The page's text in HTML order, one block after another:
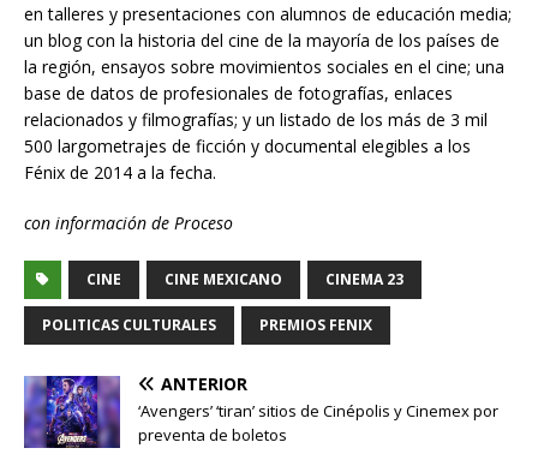
en talleres y presentaciones con alumnos de educación media;
un blog con la historia del cine de la mayoría de los países de
la región, ensayos sobre movimientos sociales en el cine; una
base de datos de profesionales de fotografías, enlaces
relacionados y filmografías; y un listado de los más de 3 mil
500 largometrajes de ficción y documental elegibles a los
Fénix de 2014 a la fecha.
con información de Proceso
CINE CINE MEXICANO CINEMA 23
POLITICAS CULTURALES PREMIOS FENIX
ANTERIOR
‘Avengers’ ‘tiran’ sitios de Cinépolis y Cinemex por
preventa de boletos